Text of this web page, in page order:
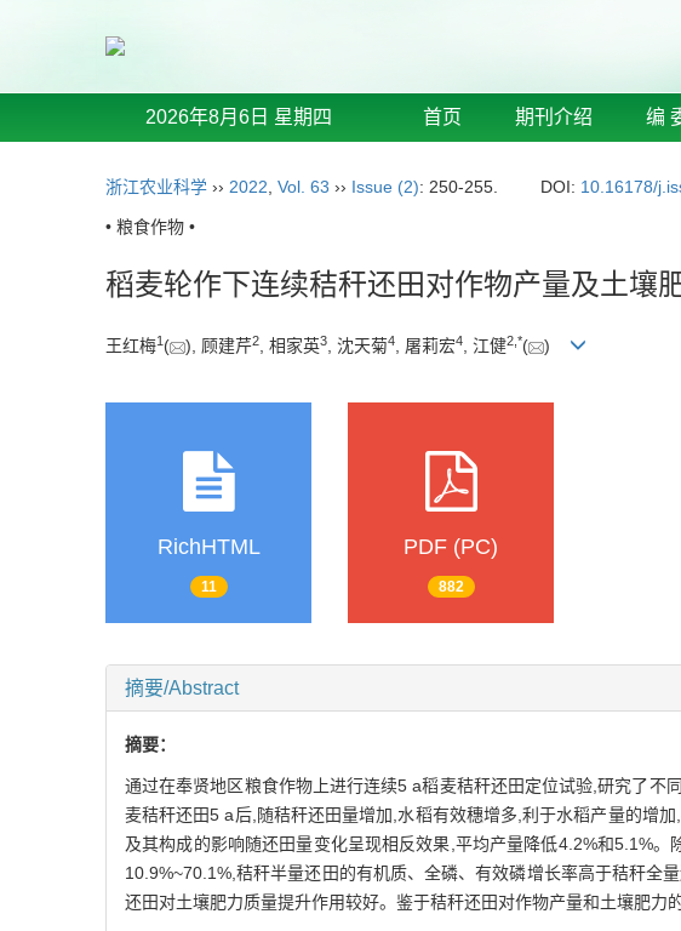
2026年8月6日 星期四 首页 期刊介绍 编
浙江农业科学 ›› 2022 Vol. 63 ›› Issue (2): 250-255. DOI: 10.16178/
• 粮食作物 •
稻麦轮作下连续秸秆还田对作物产量及土壤
王红梅1 ( ), 顾建芹2, 相家英3, 沈天菊4, 屠莉宏4, 江健2 *( )
RichHTML
11
PDF (PC)
882
摘要/Abstract
摘要：
通过在奉贤地区粮食作物上进行连续5 a稻麦秸秆还田定位试验,研究了
麦秸秆还田5 a后,随秸秆还田量增加,水稻有效穗增多,利于水稻产量的增
及其构成的影响随还田量变化呈现相反效果,平均产量降低4.2%和5.1%
10.9%~70.1%,秸秆半量还田的有机质、全磷、有效磷增长率高于秸秆全
还田对土壤肥力质量提升作用较好。鉴于秸秆还田对作物产量和土壤肥力